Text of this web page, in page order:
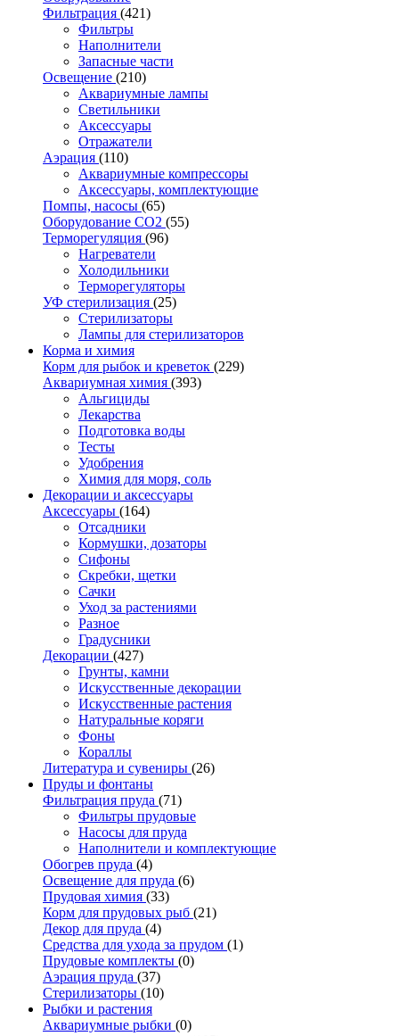
Фильтрация (421)
Фильтры
Наполнители
Запасные части
Освещение (210)
Аквариумные лампы
Светильники
Аксессуары
Отражатели
Аэрация (110)
Аквариумные компрессоры
Аксессуары, комплектующие
Помпы, насосы (65)
Оборудование CO2 (55)
Терморегуляция (96)
Нагреватели
Холодильники
Терморегуляторы
УФ стерилизация (25)
Стерилизаторы
Лампы для стерилизаторов
Корма и химия
Корм для рыбок и креветок (229)
Аквариумная химия (393)
Альгициды
Лекарства
Подготовка воды
Тесты
Удобрения
Химия для моря, соль
Декорации и аксессуары
Аксессуары (164)
Отсадники
Кормушки, дозаторы
Сифоны
Скребки, щетки
Сачки
Уход за растениями
Разное
Градусники
Декорации (427)
Грунты, камни
Искусственные декорации
Искусственные растения
Натуральные коряги
Фоны
Кораллы
Литература и сувениры (26)
Пруды и фонтаны
Фильтрация пруда (71)
Фильтры прудовые
Насосы для пруда
Наполнители и комплектующие
Обогрев пруда (4)
Освещение для пруда (6)
Прудовая химия (33)
Корм для прудовых рыб (21)
Декор для пруда (4)
Средства для ухода за прудом (1)
Прудовые комплекты (0)
Аэрация пруда (37)
Стерилизаторы (10)
Рыбки и растения
Аквариумные рыбки (0)